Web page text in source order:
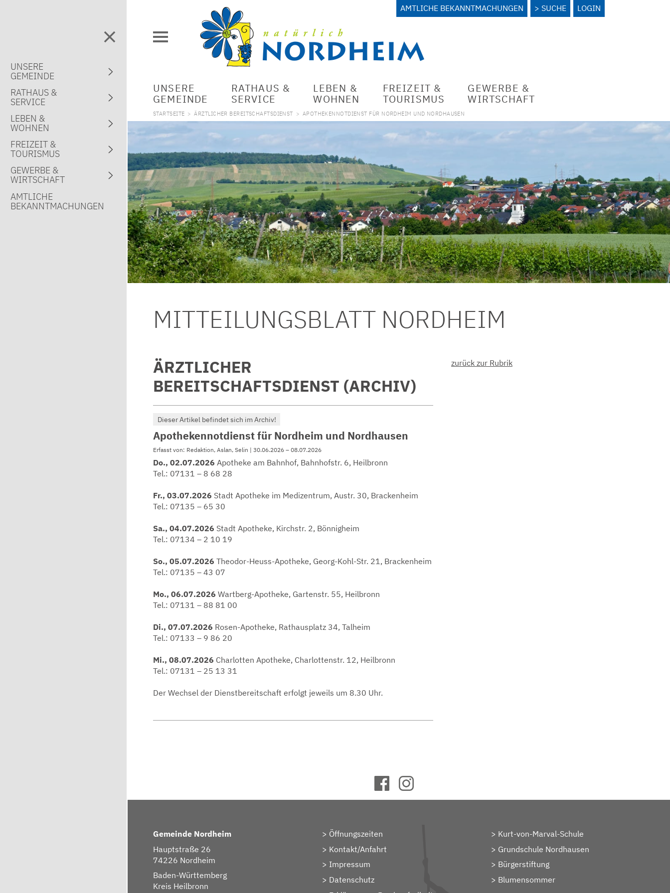
AMTLICHE BEKANNTMACHUNGEN SUCHE LOGIN
UNSERE
GEMEINDE
RATHAUS &
SERVICE
LEBEN &
WOHNEN
FREIZEIT &
TOURISMUS
GEWERBE &
WIRTSCHAFT
STARTSEITE > ÄRZTLICHER BEREITSCHAFTSDIENST > APOTHEKENNOTDIENST FÜR NORDHEIM UND NORDHAUSEN
MITTEILUNGSBLATT NORDHEIM
ÄRZTLICHER
BEREITSCHAFTSDIENST (ARCHIV)
Dieser Artikel befindet sich im Archiv!
Apothekennotdienst für Nordheim und Nordhausen
Erfasst von: Redaktion, Aslan, Selin | 30.06.2026 – 08.07.2026
Do., 02.07.2026 Apotheke am Bahnhof, Bahnhofstr. 6, Heilbronn
Tel.: 07131 – 8 68 28
Fr., 03.07.2026 Stadt Apotheke im Medizentrum, Austr. 30, Brackenheim
Tel.: 07135 – 65 30
Sa., 04.07.2026 Stadt Apotheke, Kirchstr. 2, Bönnigheim
Tel.: 07134 – 2 10 19
So., 05.07.2026 Theodor-Heuss-Apotheke, Georg-Kohl-Str. 21, Brackenheim
Tel.: 07135 – 43 07
Mo., 06.07.2026 Wartberg-Apotheke, Gartenstr. 55, Heilbronn
Tel.: 07131 – 88 81 00
Di., 07.07.2026 Rosen-Apotheke, Rathausplatz 34, Talheim
Tel.: 07133 – 9 86 20
Mi., 08.07.2026 Charlotten Apotheke, Charlottenstr. 12, Heilbronn
Tel.: 07131 – 25 13 31
Der Wechsel der Dienstbereitschaft erfolgt jeweils um 8.30 Uhr.
zurück zur Rubrik
Gemeinde Nordheim
Hauptstraße 26
74226 Nordheim
Baden-Württemberg
Kreis Heilbronn
Öffnungszeiten
Kontakt/Anfahrt
Impressum
Datenschutz
Kurt-von-Marval-Schule
Grundschule Nordhausen
Bürgerstiftung
Blumensommer
UNSERE
GEMEINDE
RATHAUS &
SERVICE
LEBEN &
WOHNEN
FREIZEIT &
TOURISMUS
GEWERBE &
WIRTSCHAFT
AMTLICHE
BEKANNTMACHUNGEN